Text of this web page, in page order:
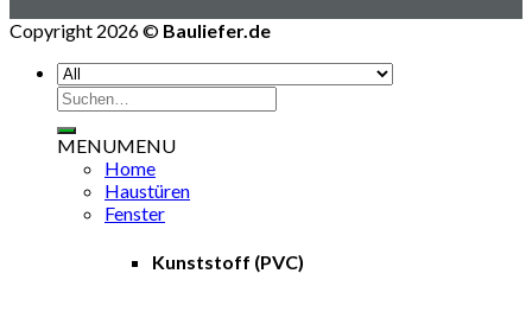
Copyright 2026 © Bauliefer.de
Suchen
nach:
MENUMENU
Home
Haustüren
Fenster
Kunststoff (PVC)